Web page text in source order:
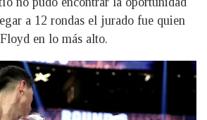
a 12 rondas el jurado fue quien
en lo más alto.